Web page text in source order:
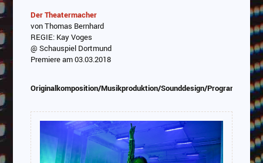
Abspielen
Das Video wird von Youtube eingebettet
Der Theatermacher
von Thomas Bernhard
REGIE: Kay Voges
@ Schauspiel Dortmund
Premiere am 03.03.2018
Originalkomposition/Musikproduktion/Sounddesign/